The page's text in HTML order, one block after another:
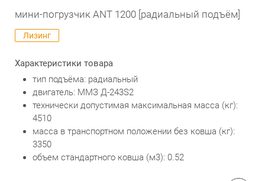
мини-погрузчик ANT 1200 [радиальный подъём]
Лизинг
Характеристики товара
тип подъёма: радиальный
двигатель: ММЗ Д-243S2
технически допустимая максимальная масса (кг):
4510
масса в транспортном положении без ковша (кг):
3350
объем стандартного ковша (м3): 0.52